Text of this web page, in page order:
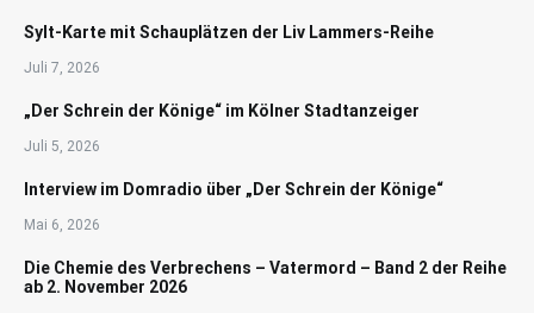
Sylt-Karte mit Schauplätzen der Liv Lammers-Reihe
Juli 7, 2026
„Der Schrein der Könige“ im Kölner Stadtanzeiger
Juli 5, 2026
Interview im Domradio über „Der Schrein der Könige“
Mai 6, 2026
Die Chemie des Verbrechens – Vatermord – Band 2 der Reihe
ab 2. November 2026